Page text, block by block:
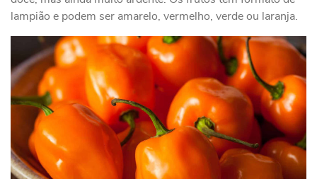
lampião e podem ser amarelo, vermelho, verde ou laranja.